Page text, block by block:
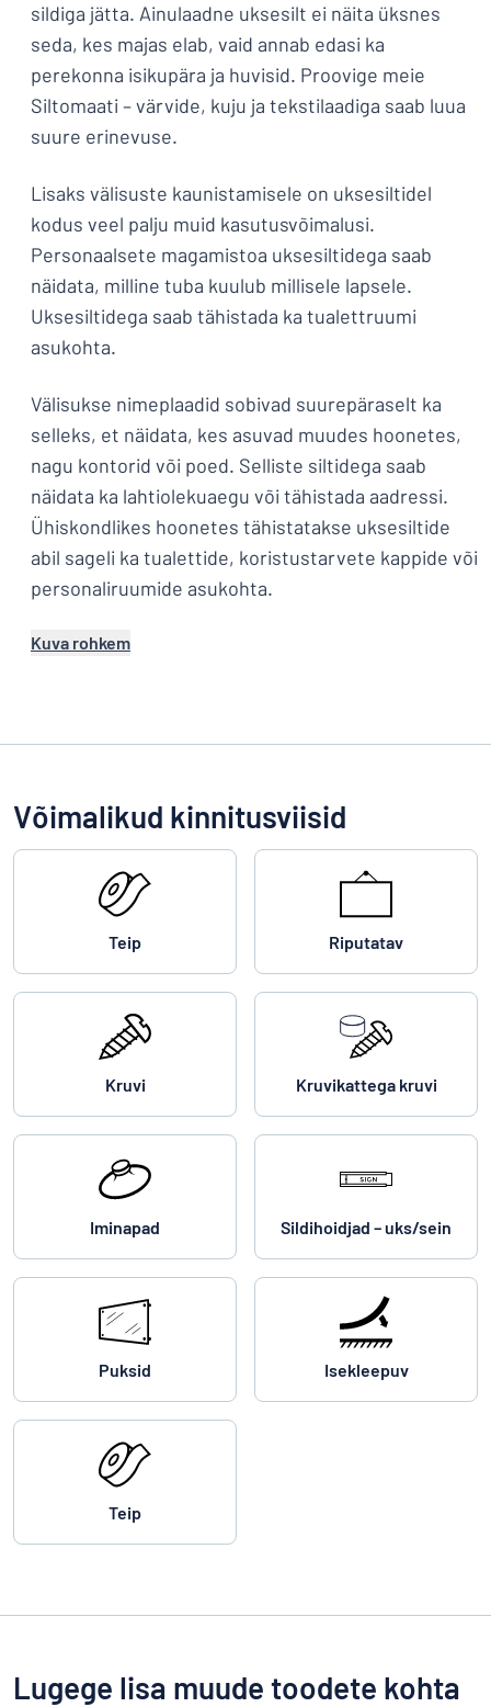
sildiga jätta. Ainulaadne uksesilt ei näita üksnes
seda, kes majas elab, vaid annab edasi ka
perekonna isikupära ja huvisid. Proovige meie
Siltomaati – värvide, kuju ja tekstilaadiga saab luua
suure erinevuse.
Lisaks välisuste kaunistamisele on uksesiltidel
kodus veel palju muid kasutusvõimalusi.
Personaalsete magamistoa uksesiltidega saab
näidata, milline tuba kuulub millisele lapsele.
Uksesiltidega saab tähistada ka tualettruumi
asukohta.
Välisukse nimeplaadid sobivad suurepäraselt ka
selleks, et näidata, kes asuvad muudes hoonetes,
nagu kontorid või poed. Selliste siltidega saab
näidata ka lahtiolekuaegu või tähistada aadressi.
Ühiskondlikes hoonetes tähistatakse uksesiltide
abil sageli ka tualettide, koristustarvete kappide või
personaliruumide asukohta.
Kuva rohkem
Võimalikud kinnitusviisid
Teip Riputatav
Kruvi Kruvikattega kruvi
Iminapad Sildihoidjad – uks/sein
Puksid Isekleepuv
Teip
Lugege lisa muude toodete kohta